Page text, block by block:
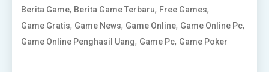
Berita Game, Berita Game Terbaru, Free Games,
Game Gratis, Game News, Game Online, Game Online Pc,
Game Online Penghasil Uang, Game Pc, Game Poker